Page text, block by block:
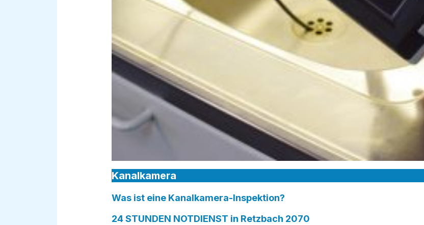
Kanalkamera
Was ist eine Kanalkamera-Inspektion?
24 STUNDEN NOTDIENST in Retzbach 2070